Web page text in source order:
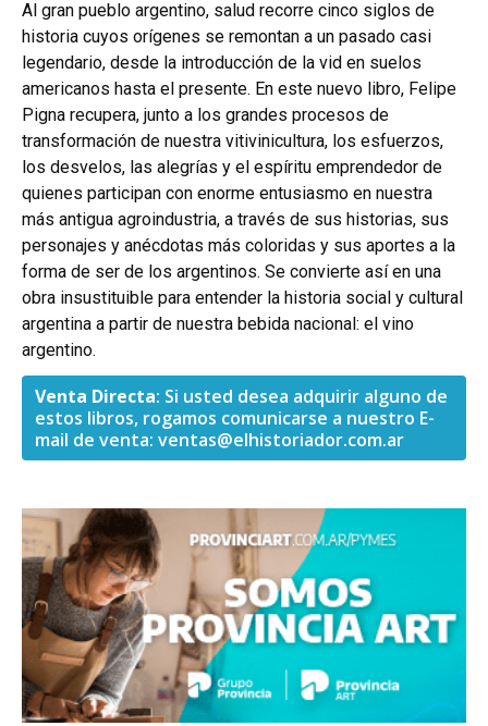
Al gran pueblo argentino, salud recorre cinco siglos de
historia cuyos orígenes se remontan a un pasado casi
legendario, desde la introducción de la vid en suelos
americanos hasta el presente. En este nuevo libro, Felipe
Pigna recupera, junto a los grandes procesos de
transformación de nuestra vitivinicultura, los esfuerzos,
los desvelos, las alegrías y el espíritu emprendedor de
quienes participan con enorme entusiasmo en nuestra
más antigua agroindustria, a través de sus historias, sus
personajes y anécdotas más coloridas y sus aportes a la
forma de ser de los argentinos. Se convierte así en una
obra insustituible para entender la historia social y cultural
argentina a partir de nuestra bebida nacional: el vino
argentino.
Venta Directa: Si usted desea adquirir alguno de
estos libros, rogamos comunicarse a nuestro E-
mail de venta: ventas@elhistoriador.com.ar